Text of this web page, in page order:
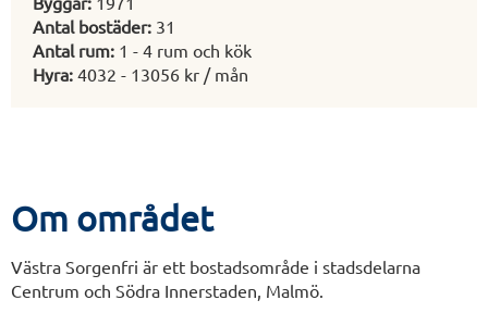
Antal bostäder: 31
Antal rum: 1 - 4 rum och kök
Hyra: 4032 - 13056 kr / mån
Om området
Västra Sorgenfri är ett bostadsområde i stadsdelarna
Centrum och Södra Innerstaden, Malmö.